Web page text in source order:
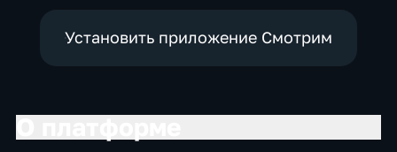
Установить приложение Смотрим